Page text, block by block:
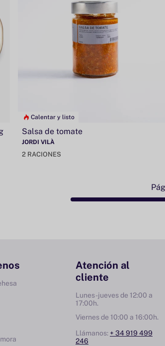
Calentar y listo
Salsa de tomate
JORDI VILÀ
2 RACIONES
Atención al
cliente
Lunes-jueves de 12:00 a
17:00h.
Viernes de 10:00 a 16:00h.
Llámanos: + 34 919 499
246
¡Sé el primero en enterarte
recibe un regalo de
*Descuento de uso exclusivo
Email